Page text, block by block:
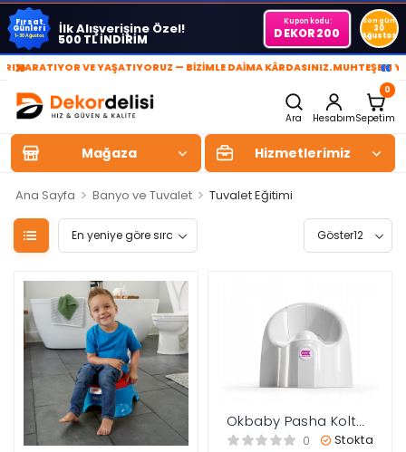
Fırsat
Günleri
1-30 Ağustos İlk Alışverişine Özel!
500 TL İNDİRİM
Kupon kodu:
DEKOR200
Son gün
30
Ağustos
»
YARATIYOR VE YAŞATIYORUZ — BİZİMLE DAİMA KÂRDASINIZ.MUHTEŞEM«
Ara Hesabım
0
Sepetim
Mağaza Hizmetlerimiz
Ana Sayfa > Banyo ve Tuvalet > Tuvalet Eğitimi
Okbaby Pasha Koltuk
Oturak / K. Beyaz
0 Stokta